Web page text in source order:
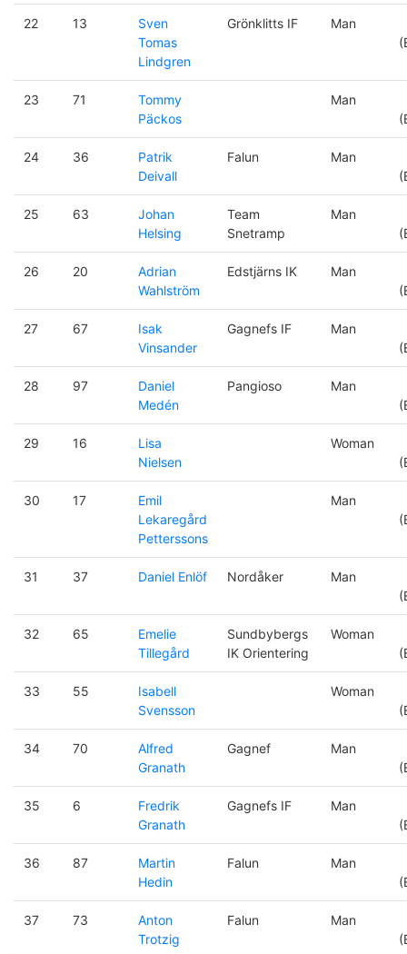
22 13
Sven
Tomas
Lindgren
Grönklitts IF
Man
23 71
Tommy
Päckos
Man
24 36
Patrik
Deivall
Falun
Man
25 63
Johan
Helsing
Team
Snetramp
Man
26 20
Adrian
Wahlström
Edstjärns IK
Man
27 67
Isak
Vinsander
Gagnefs IF
Man
28 97
Daniel
Medén
Pangioso
Man
29 16
Lisa
Nielsen
Woman
30 17
Emil
Lekaregård
Petterssons
Man
31 37 Daniel Enlöf Nordåker
Man
32 65
Emelie
Tillegård
Sundbybergs
IK Orientering
Woman
33 55
Isabell
Svensson
Woman
34 70
Alfred
Granath
Gagnef
Man
35 6
Fredrik
Granath
Gagnefs IF
Man
36 87
Martin
Hedin
Falun
Man
37 73
Anton
Trotzig
Falun
Man